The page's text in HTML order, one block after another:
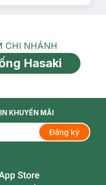
Tìm chi nhánh
CHI NHÁNH
Hasaki
KHUYẾN MÃI
Đăng ký